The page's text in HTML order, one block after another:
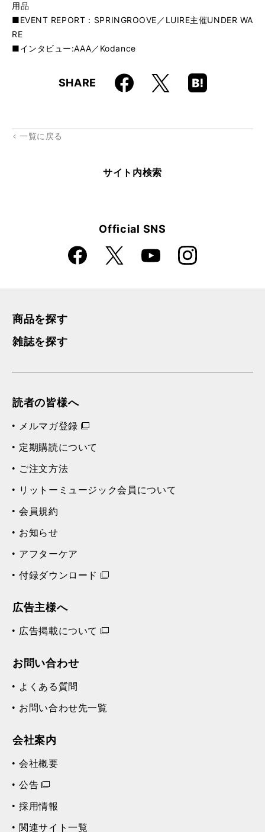
用品
■EVENT REPORT：SPRINGROOVE／LUIRE主催UNDER WA
RE
■インタビュー:AAA／Kodance
SHARE Faceboo
k
X
Hatena
Boo
一覧に戻る
サイト内検索
Official SNS
Faceboo
k
X YouTube Instagra
m
商品を探す
雑誌を探す
読者の皆様へ
メルマガ登録
定期購読について
ご注文方法
リットーミュージック会員について
会員規約
お知らせ
アフターケア
付録ダウンロード
広告主様へ
広告掲載について
お問い合わせ
よくある質問
お問い合わせ先一覧
会社案内
会社概要
公告
採用情報
関連サイト一覧